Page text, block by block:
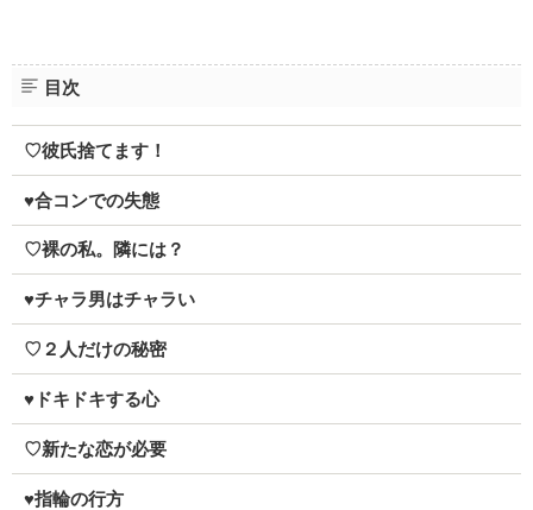
目次
♡彼氏捨てます！
♥合コンでの失態
♡裸の私。隣には？
♥チャラ男はチャラい
♡２人だけの秘密
♥ドキドキする心
♡新たな恋が必要
♥指輪の行方